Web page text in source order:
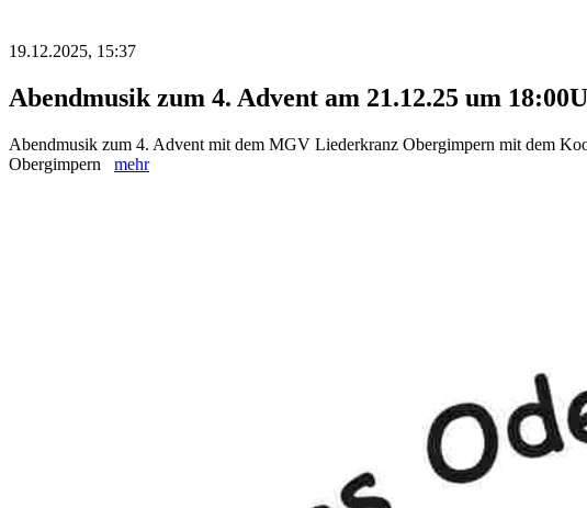
19.12.2025, 15:37
Abendmusik zum 4. Advent am 21.12.25 um
Abendmusik zum 4. Advent mit dem MGV Liederkranz Obergimpern mit dem
Obergimpern mehr